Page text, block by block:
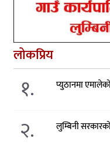
लोकप्रिय
१. प्युठानमा
२. लुम्बिनी